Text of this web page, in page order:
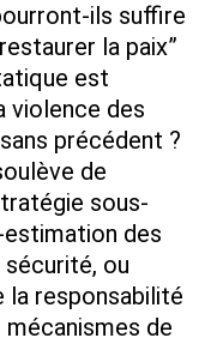
ils suffire
la paix”
est
violence des
précédent ?
de
sous-
estimation des
ou
la responsabilité
mécanismes de